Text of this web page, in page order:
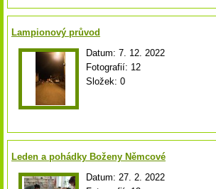
Lampionový průvod
Datum: 7. 12. 2022
Fotografií: 12
Složek: 0
Leden a pohádky Boženy Němcové
Datum: 27. 2. 2022